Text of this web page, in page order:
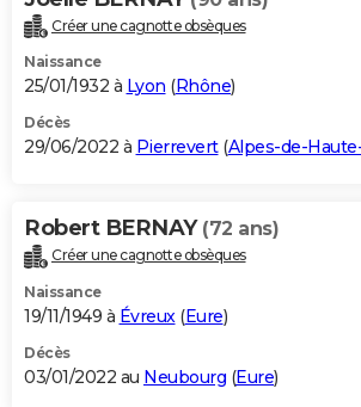
Créer une cagnotte obsèques
Naissance
25/01/1932 à Lyon (Rhône)
Décès
29/06/2022 à Pierrevert(Alpes-de-
Robert BERNAY (72 ans)
Créer une cagnotte obsèques
Naissance
19/11/1949 à Évreux(Eure)
Décès
03/01/2022 au Neubourg (Eure)